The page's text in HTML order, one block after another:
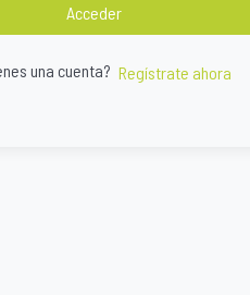
Acceder
una cuenta? Regístrate ahora